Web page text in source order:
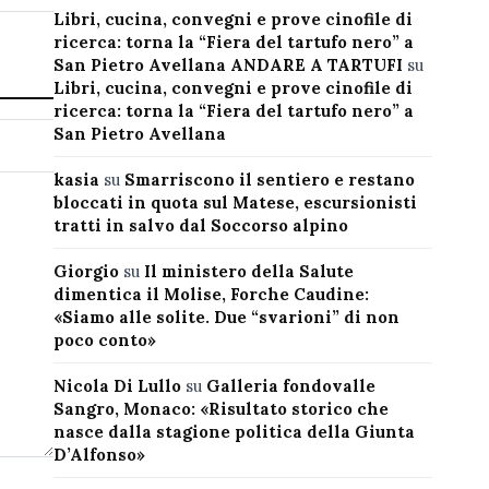
Libri, cucina, convegni e prove cinofile di
ricerca: torna la “Fiera del tartufo nero” a
San Pietro Avellana ANDARE A TARTUFI su
Libri, cucina, convegni e prove cinofile di
ricerca: torna la “Fiera del tartufo nero” a
San Pietro Avellana
kasia su Smarriscono il sentiero e restano
bloccati in quota sul Matese, escursionisti
tratti in salvo dal Soccorso alpino
Giorgiosu Il ministero della Salute
dimentica il Molise, Forche Caudine:
«Siamo alle solite. Due “svarioni” di non
poco conto»
Nicola Di Lullosu Galleria fondovalle
Sangro, Monaco: «Risultato storico che
nasce dalla stagione politica della Giunta
D’Alfonso»